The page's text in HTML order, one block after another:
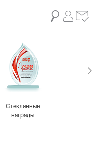
Стеклянные
награды